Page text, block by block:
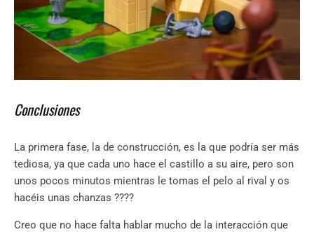
Conclusiones
La primera fase, la de construcción, es la que podría ser más
tediosa, ya que cada uno hace el castillo a su aire, pero son
unos pocos minutos mientras le tomas el pelo al rival y os
hacéis unas chanzas ????
Creo que no hace falta hablar mucho de la interacción que